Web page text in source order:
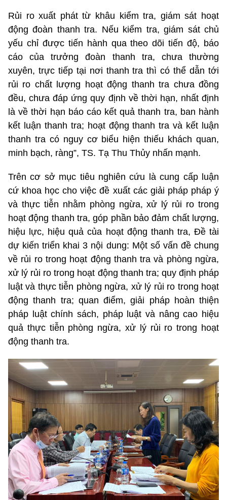
Rủi ro xuất phát từ khâu kiểm tra, giám sát hoạt
động đoàn thanh tra. Nếu kiểm tra, giám sát chủ
yếu chỉ được tiến hành qua theo dõi tiến độ, báo
cáo của trưởng đoàn thanh tra, chưa thường
xuyên, trực tiếp tại nơi thanh tra thì có thể dẫn tới
rủi ro chất lượng hoạt động thanh tra chưa đồng
đều, chưa đáp ứng quy định về thời hạn, nhất định
là về thời hạn báo cáo kết quả thanh tra, ban hành
kết luận thanh tra; hoạt động thanh tra và kết luận
thanh tra có nguy cơ biểu hiện thiếu khách quan,
minh bạch, ràng”, TS. Tạ Thu Thủy nhấn mạnh.
Trên cơ sở mục tiêu nghiên cứu là cung cấp luận
cứ khoa học cho việc đề xuất các giải pháp pháp ý
và thực tiễn nhằm phòng ngừa, xử lý rủi ro trong
hoạt động thanh tra, góp phần bảo đảm chất lượng,
hiệu lực, hiệu quả của hoạt động thanh tra, Đề tài
dự kiến triển khai 3 nội dung: Một số vấn đề chung
về rủi ro trong hoạt động thanh tra và phòng ngừa,
xử lý rủi ro trong hoạt động thanh tra; quy định pháp
luật và thực tiễn phòng ngừa, xử lý rủi ro trong hoạt
động thanh tra; quan điểm, giải pháp hoàn thiện
pháp luật chính sách, pháp luật và nâng cao hiệu
quả thực tiễn phòng ngừa, xử lý rủi ro trong hoạt
động thanh tra.